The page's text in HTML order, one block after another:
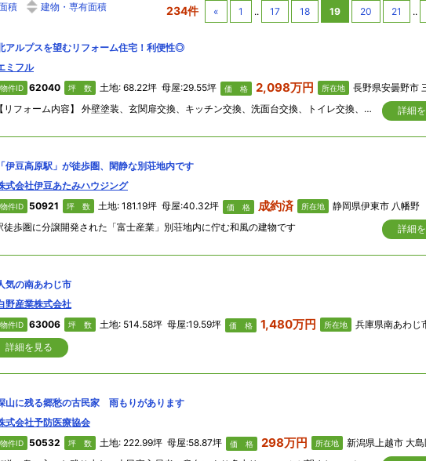
積 建物・専有面積 234件 « 1 .. 17 18 19 20 21 ..
アルプスを望むリフォーム住宅！利便性◎
ミフル
物件ID 62040 坪 数 土地: 68.22坪 母屋:29.55坪 価 格 2,098万円 所在地
長野県安曇野市
【リフォーム内容】 外壁塗装、玄関扉交換、キッチン交換、洗面台交換、トイレ交換、ガス給湯器交換、床上張り、建具交換、クロス・ＣＦ貼替え、照明交換、ガスコンロ交換、畳表替え、障子・襖貼替え、一部内サッシ設置、ハウスクリーニング、各種設備点検、防蟻工事実施（５年保証）、駐車場拡張工事 等
詳細
伊豆高原駅」が徒歩圏、閑静な別荘地内です
式会社伊豆あたみハウジング
物件ID 50921 坪 数 土地: 181.19坪 母屋:40.32坪 価 格 成約済 所在地
静岡県伊東市 八幡野
徒歩圏に分譲開発された「富士産業」別荘地内に佇む和風の建物です
詳細
気の南あわじ市
野産業株式会社
物件ID 63006 坪 数 土地: 514.58坪 母屋:19.59坪 価 格 1,480万円 所在地
兵庫県南あわじ市
詳細を見る
山に残る郷愁の古民家 雨もりがあります
式会社予防医療協会
物件ID 50532 坪 数 土地: 222.99坪 母屋:58.87坪 価 格 298万円 所在地
新潟県上越市 大島区大